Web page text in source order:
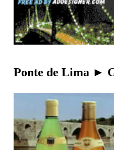
Ponte de Lima ►